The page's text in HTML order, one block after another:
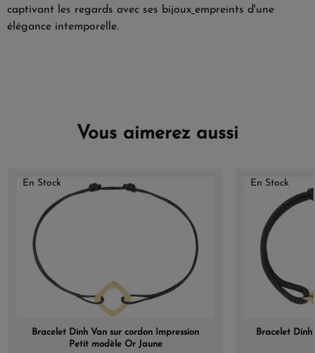
captivant les regards avec ses bijoux empreints d'une
élégance intemporelle.
Vous aimerez aussi
En Stock
Bracelet Dinh Van sur cordon Impression
Petit modèle Or Jaune
En Stock
Bracelet